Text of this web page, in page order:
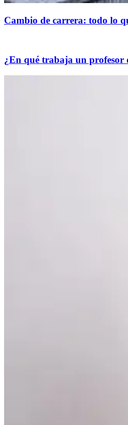
Cambio de carrera: todo lo
¿En qué trabaja un profesor